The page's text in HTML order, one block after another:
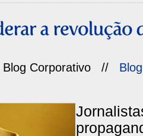
Blog Corporativo //